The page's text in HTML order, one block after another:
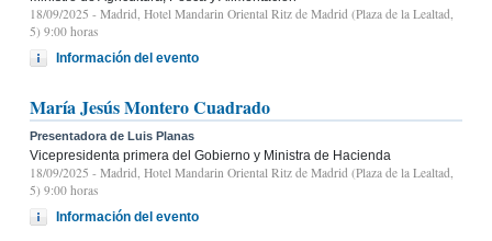
18/09/2025 - Madrid, Hotel Mandarin Oriental Ritz de Madrid (Plaza de la Lealtad,
5) 9:00 horas
Información del evento
María Jesús Montero Cuadrado
Presentadora de Luis Planas
Vicepresidenta primera del Gobierno y Ministra de Hacienda
18/09/2025 - Madrid, Hotel Mandarin Oriental Ritz de Madrid (Plaza de la Lealtad,
5) 9:00 horas
Información del evento